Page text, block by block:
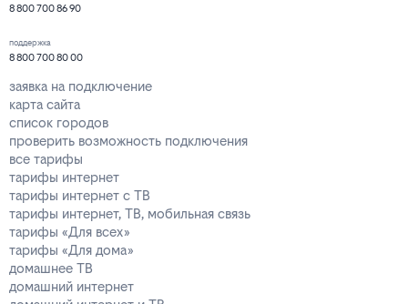
8 800 700 86 90
поддержка
8 800 700 80 00
заявка на подключение
карта сайта
список городов
проверить возможность подключения
все тарифы
тарифы интернет
тарифы интернет с ТВ
тарифы интернет, ТВ, мобильная связь
тарифы «Для всех»
тарифы «Для дома»
домашнее ТВ
домашний интернет